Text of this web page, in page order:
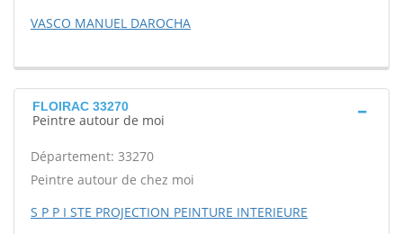
VASCO MANUEL DAROCHA
FLOIRAC 33270
Peintre autour de moi
Département: 33270
Peintre autour de chez moi
S P P I STE PROJECTION PEINTURE INTERIEURE